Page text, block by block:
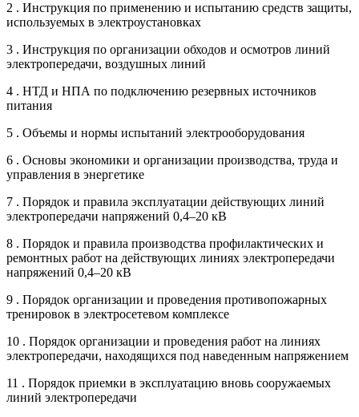
2 . Инструкция по применению и испытанию средств защиты,
используемых в электроустановках
3 . Инструкция по организации обходов и осмотров линий
электропередачи, воздушных линий
4 . НТД и НПА по подключению резервных источников
питания
5 . Объемы и нормы испытаний электрооборудования
6 . Основы экономики и организации производства, труда и
управления в энергетике
7 . Порядок и правила эксплуатации действующих линий
электропередачи напряжений 0,4–20 кВ
8 . Порядок и правила производства профилактических и
ремонтных работ на действующих линиях электропередачи
напряжений 0,4–20 кВ
9 . Порядок организации и проведения противопожарных
тренировок в электросетевом комплексе
10 . Порядок организации и проведения работ на линиях
электропередачи, находящихся под наведенным напряжением
11 . Порядок приемки в эксплуатацию вновь сооружаемых
линий электропередачи